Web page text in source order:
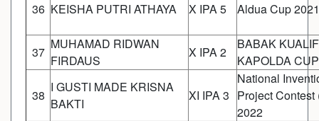
36 KEISHA PUTRI ATHAYA X IPA 5 Aldua Cup 2021
37
MUHAMAD RIDWAN
FIRDAUS
X IPA 2
BABAK
KAPOLDA CUP
38
I GUSTI MADE KRISNA
BAKTI
XI IPA 3
National
Project Contest
2022